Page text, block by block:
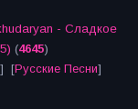
- Сладкое
(4645)
[Русские Песни]